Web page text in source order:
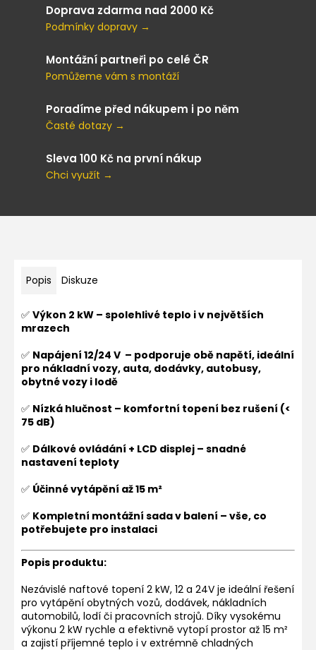
Doprava zdarma nad 2000 Kč
Podmínky dopravy →
Montážní partneři po celé ČR
Pomůžeme vám s montáží
Poradíme před nákupem i po něm
Časté dotazy →
Sleva 100 Kč na první nákup
Chci využít →
Popis Diskuze
✅ Výkon 2 kW – spolehlivé teplo i v největších
mrazech
✅ Napájení 12/24 V – podporuje obě napětí, ideální
pro nákladní vozy, auta, dodávky, autobusy,
obytné vozy i lodě
✅ Nízká hlučnost – komfortní topení bez rušení (<
75 dB)
✅ Dálkové ovládání + LCD displej – snadné
nastavení teploty
✅ Účinné vytápění až 15 m²
✅ Kompletní montážní sada v balení – vše, co
potřebujete pro instalaci
Popis produktu:
Nezávislé naftové topení 2 kW, 12 a 24V je ideální řešení
pro vytápění obytných vozů, dodávek, nákladních
automobilů, lodí či pracovních strojů. Díky vysokému
výkonu 2 kW rychle a efektivně vytopí prostor až 15 m²
a zajistí příjemné teplo i v extrémně chladných